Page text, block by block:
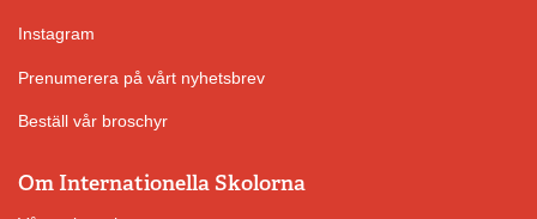
Instagram
Prenumerera på vårt nyhetsbrev
Beställ vår broschyr
Om Internationella Skolorna